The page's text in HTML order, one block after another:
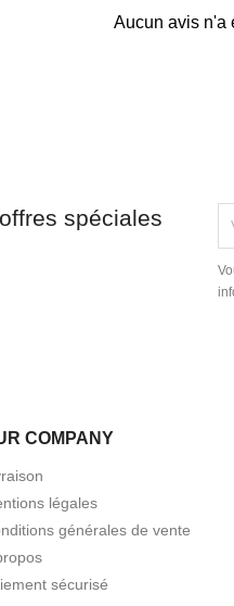
Aucun avis n'a
spéciales
COMPANY
légales
générales de vente
sécurisé